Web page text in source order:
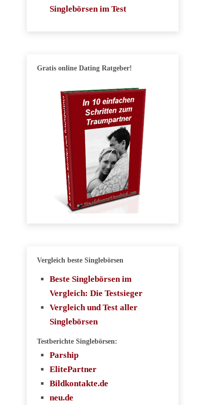
Singlebörsen im Test
Gratis online Dating Ratgeber!
Vergleich beste Singlebörsen
Beste Singlebörsen im
Vergleich: Die Testsieger
Vergleich und Test aller
Singlebörsen
Testberichte Singlebörsen:
Parship
ElitePartner
Bildkontakte.de
neu.de